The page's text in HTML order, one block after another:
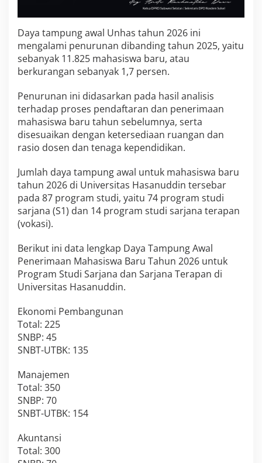
B
2
0
2
6
Daya tampung awal Unhas tahun 2026 ini
mengalami penurunan dibanding tahun 2025, yaitu
sebanyak 11.825 mahasiswa baru, atau
berkurangan sebanyak 1,7 persen.
Penurunan ini didasarkan pada hasil analisis
terhadap proses pendaftaran dan penerimaan
mahasiswa baru tahun sebelumnya, serta
disesuaikan dengan ketersediaan ruangan dan
rasio dosen dan tenaga kependidikan.
Jumlah daya tampung awal untuk mahasiswa baru
tahun 2026 di Universitas Hasanuddin tersebar
pada 87 program studi, yaitu 74 program studi
sarjana (S1) dan 14 program studi sarjana terapan
(vokasi).
Berikut ini data lengkap Daya Tampung Awal
Penerimaan Mahasiswa Baru Tahun 2026 untuk
Program Studi Sarjana dan Sarjana Terapan di
Universitas Hasanuddin.
Ekonomi Pembangunan
Total: 225
SNBP: 45
SNBT-UTBK: 135
Manajemen
Total: 350
SNBP: 70
SNBT-UTBK: 154
Akuntansi
Total: 300